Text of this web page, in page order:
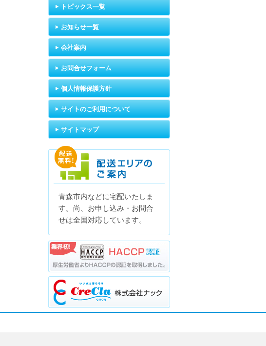
トピックス一覧
お知らせ一覧
会社案内
お問合せフォーム
個人情報保護方針
サイトのご利用について
サイトマップ
配送エリアのご案内
青森市内などに宅配いたしま
す。尚、お申し込み・お問合
せは全国対応しています。